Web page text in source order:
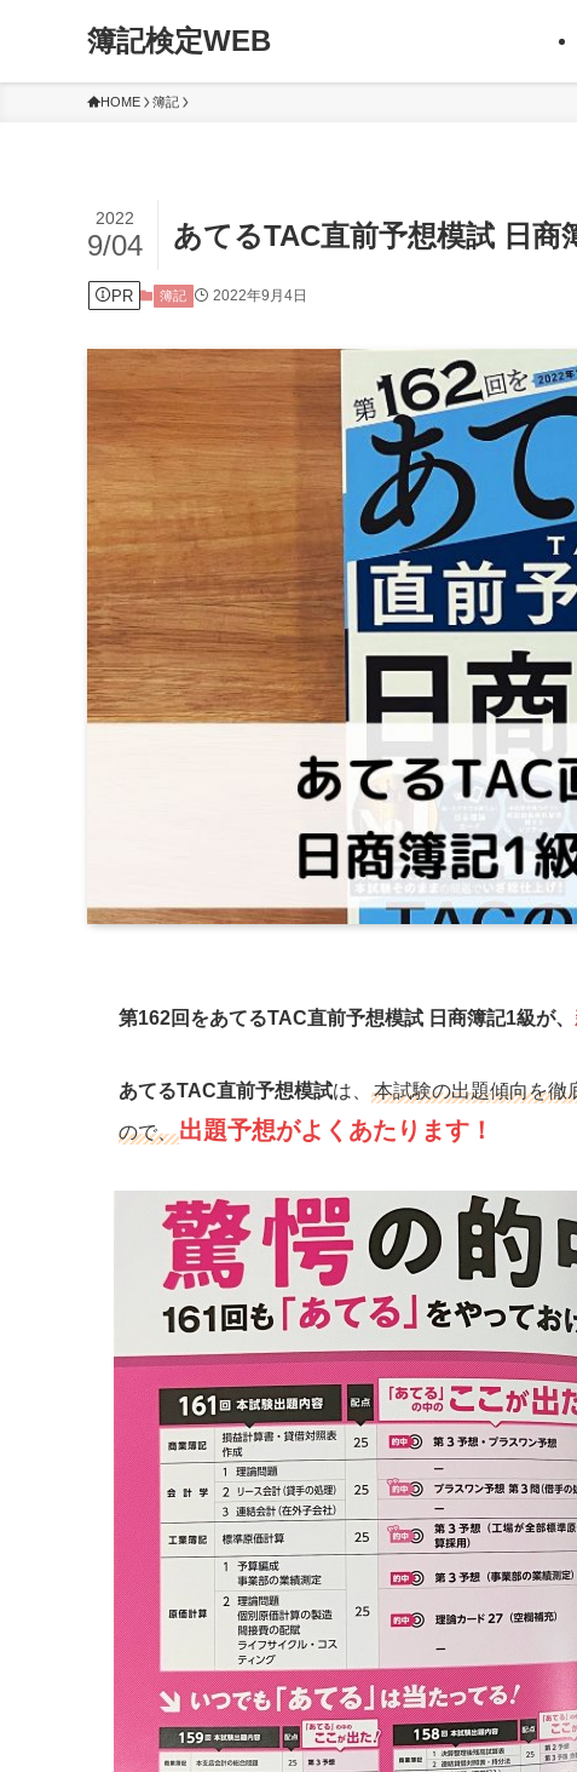
簿記検定WEB
HOME 簿記
あてるTAC直前予想模試 日商
2022
9/04
PR 簿記 2022年9月4日
第162回をあてるTAC直前予想模試 日商簿記1級が、
あてるTAC直前予想模試は、
本試験の出題傾向を徹
ので、出題予想がよくあたります！